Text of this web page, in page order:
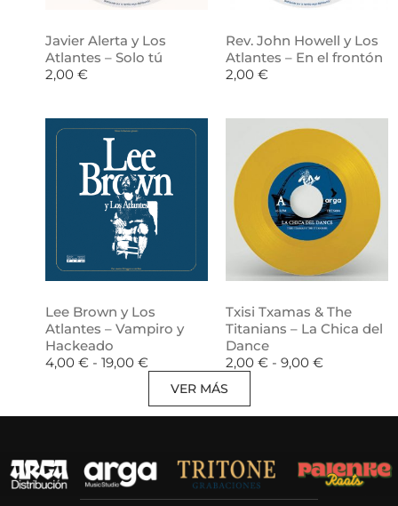
Javier Alerta y Los
Atlantes – Solo tú
2,00 €
Rev. John Howell y Los
Atlantes – En el frontón
2,00 €
Lee Brown y Los
Atlantes – Vampiro y
Hackeado
4,00 € - 19,00 €
Txisi Txamas & The
Titanians – La Chica del
Dance
2,00 € - 9,00 €
VER MÁS